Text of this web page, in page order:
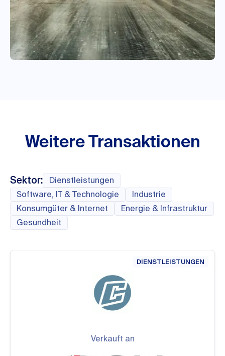
Weitere Transaktionen
Sektor:
Dienstleistungen
Software, IT & Technologie
Industrie
Konsumgüter & Internet
Energie & Infrastruktur
Gesundheit
DIENSTLEISTUNGEN
Verkauft an